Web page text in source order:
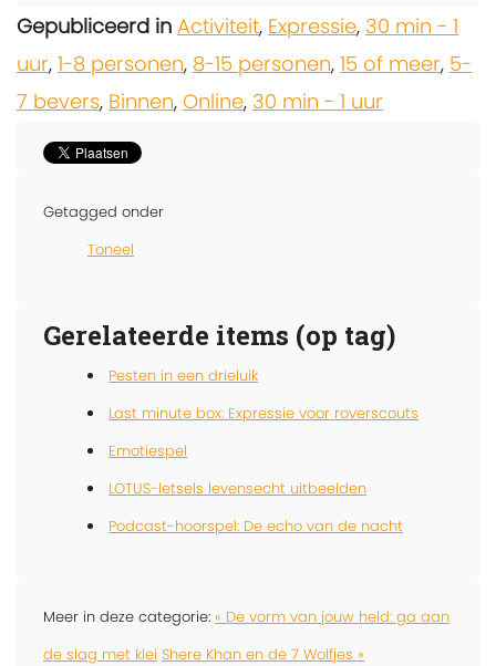
Gepubliceerd in Activiteit, Expressie, 30 min - 1
uur, 1-8 personen, 8-15 personen, 15 of meer, 5-
7 bevers, Binnen, Online, 30 min - 1 uur
Getagged onder
Toneel
Gerelateerde items (op tag)
Pesten in een drieluik
Last minute box: Expressie voor roverscouts
Emotiespel
LOTUS-letsels levensecht uitbeelden
Podcast-hoorspel: De echo van de nacht
Meer in deze categorie: « De vorm van jouw held: ga aan
de slag met klei Shere Khan en de 7 Wolfjes »